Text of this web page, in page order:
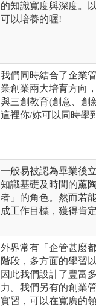
的知識寬度與深度。
可以培養的喔!
我們同時結合了企業
業創業兩大培育方向
與三創教育(創意、創
這裡你/妳可以同時學
一般易被認為畢業後
知識基礎及時間的薰
者」的角色。然而若
成工作目標，獲得肯
外界常有「企管甚麼
階段，多方面的學習
因此我們設計了豐富
力。我們另有的創業
實習，可以在寬廣的